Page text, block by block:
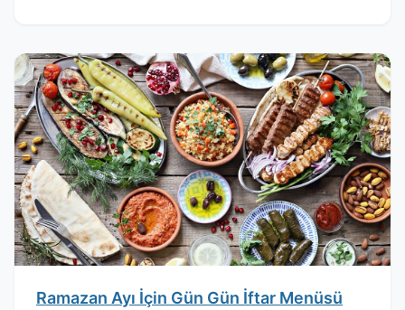
Ramazan Ayı İçin Gün Gün İftar Menüsü